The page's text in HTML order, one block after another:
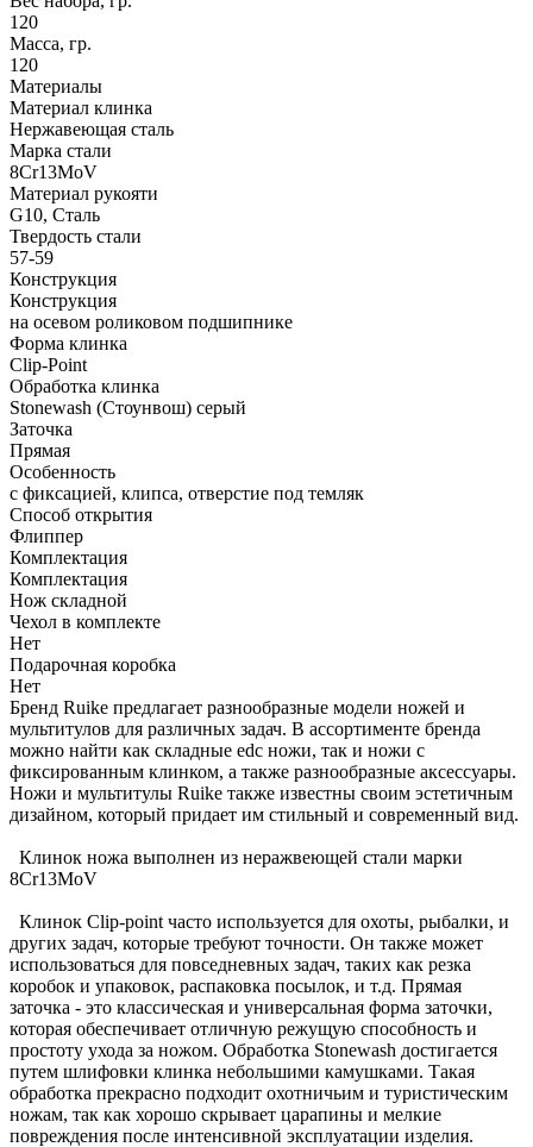
120
Масса, гр.
120
Материалы
Материал клинка
Нержавеющая сталь
Марка стали
8Cr13MoV
Материал рукояти
G10, Сталь
Твердость стали
57-59
Конструкция
Конструкция
на осевом роликовом подшипнике
Форма клинка
Clip-Point
Обработка клинка
Stonewash (Стоунвош) серый
Заточка
Прямая
Особенность
с фиксацией, клипса, отверстие под темляк
Способ открытия
Флиппер
Комплектация
Комплектация
Нож складной
Чехол в комплекте
Нет
Подарочная коробка
Нет
Бренд Ruike предлагает разнообразные модели ножей и
мультитулов для различных задач. В ассортименте бренда
можно найти как складные edc ножи, так и ножи с
фиксированным клинком, а также разнообразные аксессуары.
Ножи и мультитулы Ruike также известны своим эстетичным
дизайном, который придает им стильный и современный вид.
Клинок ножа выполнен из неражвеющей стали марки
8Cr13MoV
Клинок Clip-point часто используется для охоты, рыбалки, и
других задач, которые требуют точности. Он также может
использоваться для повседневных задач, таких как резка
коробок и упаковок, распаковка посылок, и т.д. Прямая
заточка - это классическая и универсальная форма заточки,
которая обеспечивает отличную режущую способность и
простоту ухода за ножом. Обработка Stonewash достигается
путем шлифовки клинка небольшими камушками. Такая
обработка прекрасно подходит охотничьим и туристическим
ножам, так как хорошо скрывает царапины и мелкие
повреждения после интенсивной эксплуатации изделия.